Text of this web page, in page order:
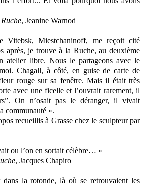
, Jeanine Warnod
Miestchaninoff, me reçoit cité
après, je trouve à la Ruche, au deuxième
atelier libre. Nous le partageons avec le
Chagall, à côté, en guise de carte de
rouge sur sa fenêtre. Mais il était très
avec une ficelle et l’ouvrait rarement, il
On n’osait pas le déranger, il vivait
communauté ».
recueillis à Grasse chez le sculpteur par
ou l’on en sortait célèbre… »
, Jacques Chapiro
dans la rotonde, là où se retrouvaient les